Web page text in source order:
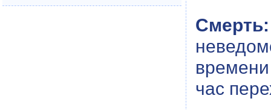
Смерть:
час